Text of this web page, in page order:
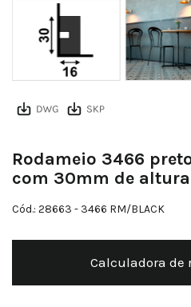
Rodameio 3466
com 30mm de
Cód.: 28663 - 3466 RM/BLACK
Calculadora de